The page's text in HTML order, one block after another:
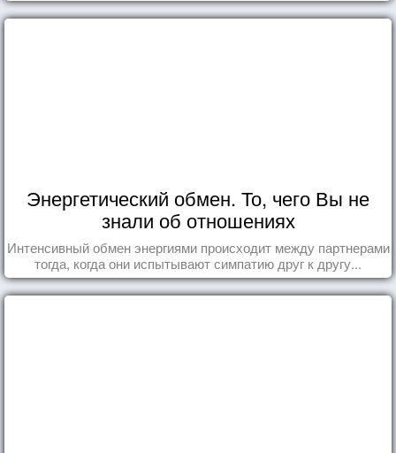
Энергетический обмен. То, чего Вы не
знали об отношениях
Интенсивный обмен энергиями происходит между партнерами
тогда, когда они испытывают симпатию друг к другу...